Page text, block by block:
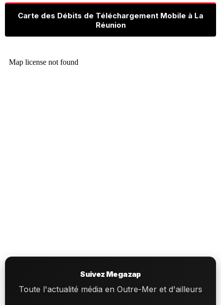
Carte des Débits de Téléchargement Mobile à La
Réunion
Suivez Megazap
Toute l'actualité média en Outre-Mer et d'ailleurs